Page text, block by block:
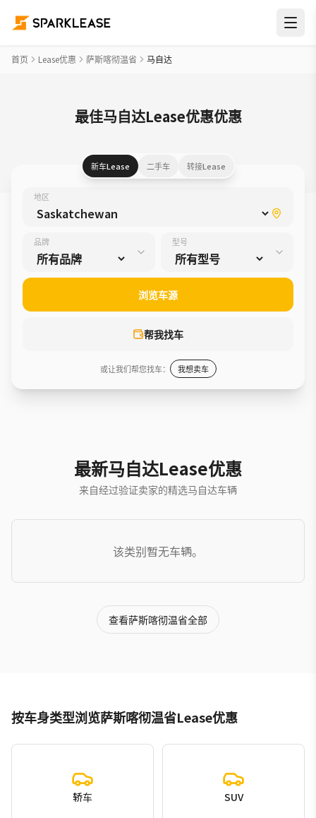
首页 Lease优惠 萨斯喀彻温省 马自达
最佳马自达Lease优惠优惠
新车Lease 二手车 转接Lease
地区
品牌 型号
帮我找车
浏览车源
或让我们帮您找车： 我想卖车
最新马自达Lease优惠
来自经过验证卖家的精选马自达车辆
该类别暂无车辆。
查看萨斯喀彻温省全部
按车身类型浏览萨斯喀彻温省Lease优惠
轿车 SUV